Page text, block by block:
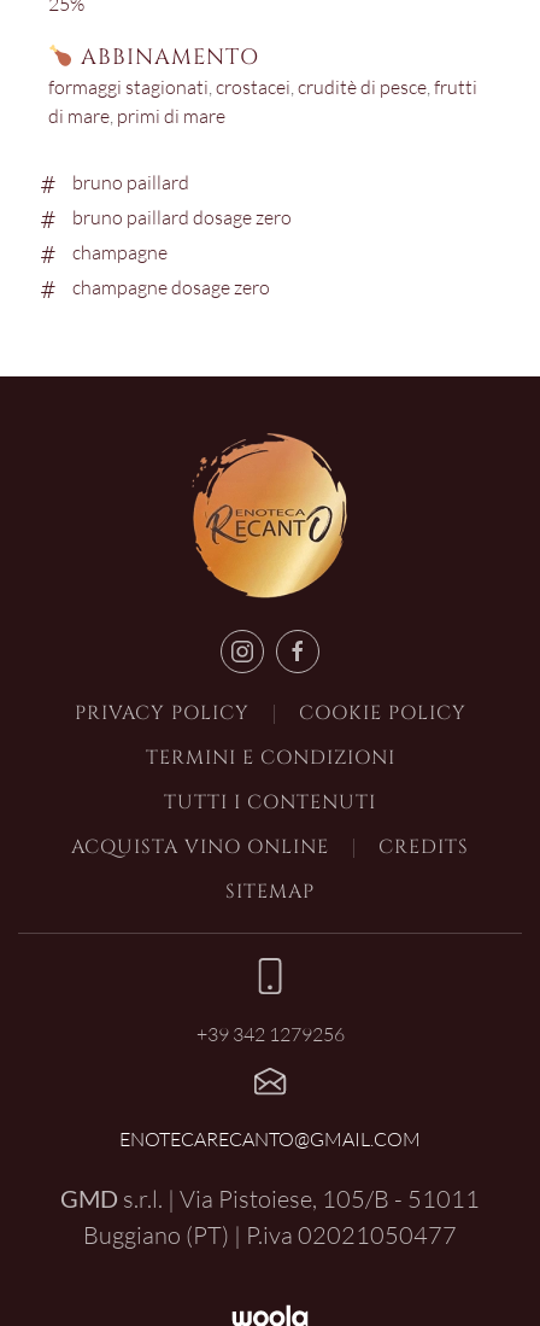
ABBINAMENTO
formaggi stagionati,crostacei,cruditè di pesce,frutti
di mare, primi di mare
bruno paillard
bruno paillard dosage zero
champagne
champagne dosage zero
PRIVACY POLICY
COOKIE POLICY
TERMINI E CONDIZIONI
TUTTI I CONTENUTI
ACQUISTA VINO ONLINE
CREDITS
SITEMAP
+39 342 1279256
ENOTECARECANTO@GMAIL.COM
GMD s.r.l. | Via Pistoiese, 105/B - 51011
Buggiano (PT) | P.iva 02021050477